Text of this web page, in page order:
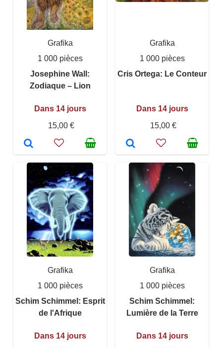
Grafika
1 000 pièces
Josephine Wall:
Zodiaque – Lion
Dans 14 jours
15,00 €
Grafika
1 000 pièces
Cris Ortega: Le Conteur
Dans 14 jours
15,00 €
Grafika
1 000 pièces
Schim Schimmel: Esprit
de l'Afrique
Dans 14 jours
Grafika
1 000 pièces
Schim Schimmel:
Lumière de la Terre
Dans 14 jours